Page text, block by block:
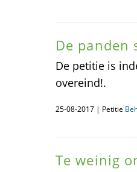
De panden
De petitie is
overeind!.
25-08-2017 | Petitie
Te weinig